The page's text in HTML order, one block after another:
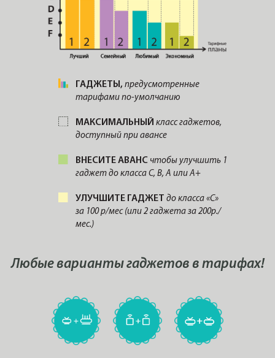
ГАДЖЕТЫ, предусмотренные
тарифами по-умолчанию
МАКСИМАЛЬНЫЙ класс гаджетов,
доступный при авансе
ВНЕСИТЕ АВАНС чтобы улучшить 1
гаджет до класса С, B, A или A+
УЛУЧШИТЕ ГАДЖЕТ до класса «С»
за 100 р/мес (или 2 гаджета за 200р./
мес.)
Любые варианты гаджетов в тарифах!